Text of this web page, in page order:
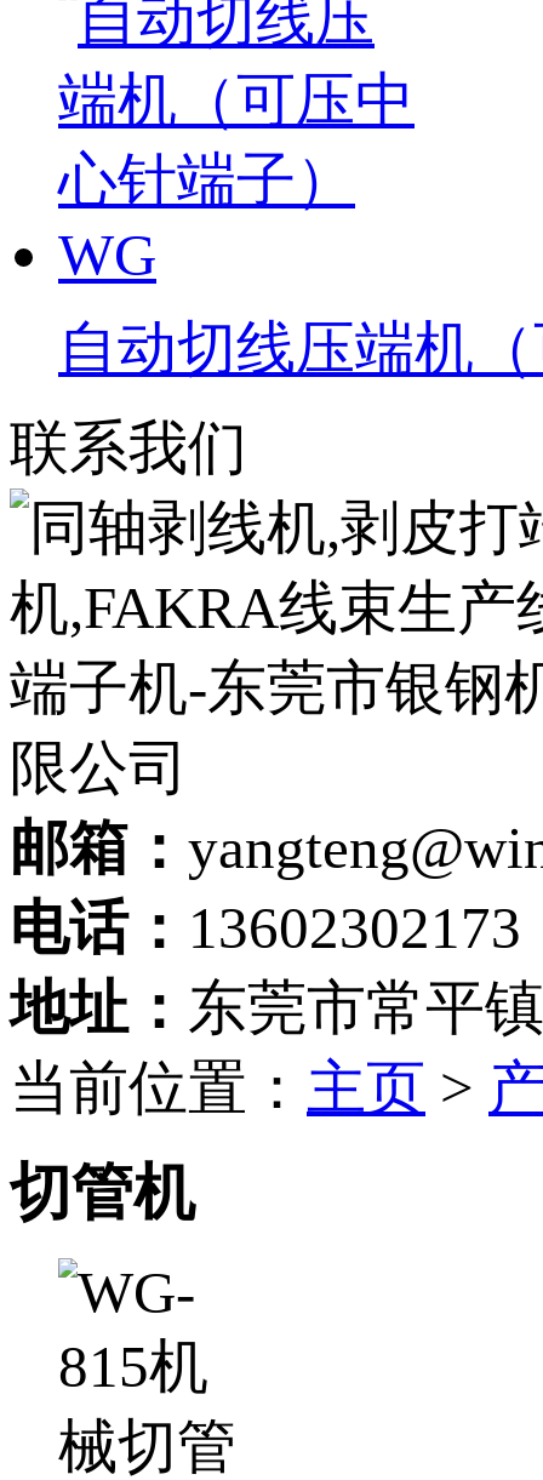
自动切线压端机
联系我们
邮箱：
电话： 13602302173
地址： 东莞市常平
当前位置： 主页 >
切管机